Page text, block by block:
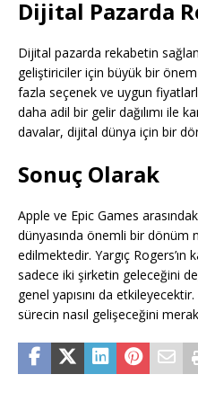
Dijital Pazarda
Dijital pazarda rekabetin
geliştiriciler için büyük bir önem
fazla seçenek ve uygun
daha adil bir gelir dağılımı ile
davalar, dijital dünya için bir
Sonuç Olarak
Apple ve Epic Games
dünyasında önemli bir dönüm
edilmektedir. Yargıç Rogers’ın
sadece iki şirketin geleceğini
genel yapısını da
sürecin nasıl gelişeceğini